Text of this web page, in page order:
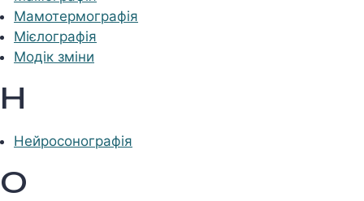
Мамотермографія
Мієлографія
Модік зміни
Н
Нейросонографія
О